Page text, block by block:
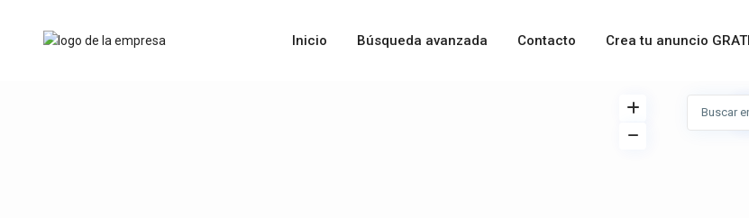
Inicio Búsqueda avanzada Contacto Crea tu anuncio